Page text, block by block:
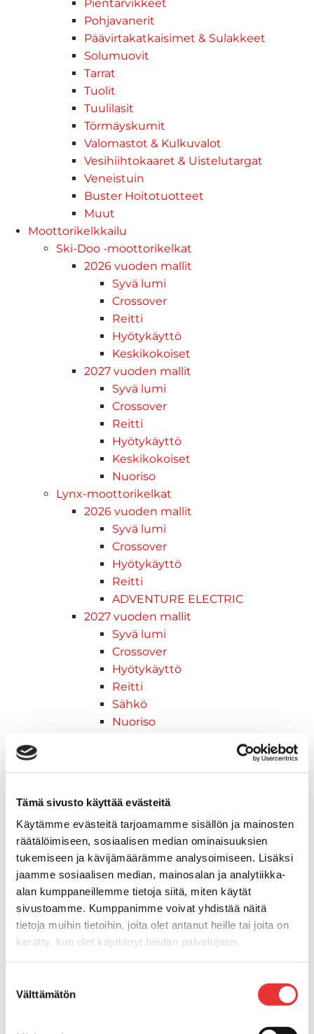
Tämä sivusto käyttää evästeitä
Käytämme evästeitä tarjoamamme sisällön ja mainosten
räätälöimiseen, sosiaalisen median ominaisuuksien
tukemiseen ja kävijämäärämme analysoimiseen. Lisäksi
jaamme sosiaalisen median, mainosalan ja analytiikka-
alan kumppaneillemme tietoja siitä, miten käytät
sivustoamme. Kumppanimme voivat yhdistää näitä
tietoja muihin tietoihin, joita olet antanut heille tai joita on
kerätty, kun olet käyttänyt heidän palvelujaan.
valinta
Välttämätön
Pientarvikkeet
Pohjavanerit
Päävirtakatkaisimet & Sulakkeet
Solumuovit
Tarrat
Tuolit
Tuulilasit
Törmäyskumit
Valomastot & Kulkuvalot
Vesihiihtokaaret & Uistelutargat
Veneistuin
Buster Hoitotuotteet
Muut
Moottorikelkkailu
Ski-Doo -moottorikelkat
2026 vuoden mallit
Syvä lumi
Crossover
Reitti
Hyötykäyttö
Keskikokoiset
2027 vuoden mallit
Syvä lumi
Crossover
Reitti
Hyötykäyttö
Keskikokoiset
Nuoriso
Lynx-moottorikelkat
2026 vuoden mallit
Syvä lumi
Crossover
Hyötykäyttö
Reitti
ADVENTURE ELECTRIC
2027 vuoden mallit
Syvä lumi
Crossover
Hyötykäyttö
Reitti
Sähkö
Nuoriso
Ajohanskat
Huoltotarvikkeet
Kelkkatarvikkeet
Kengät
Kypärät
Lynx
Lynx ajovarusteet
Ajohousut
Ajotakit
HAALARIT
Lynx vapaa-ajan asusteet